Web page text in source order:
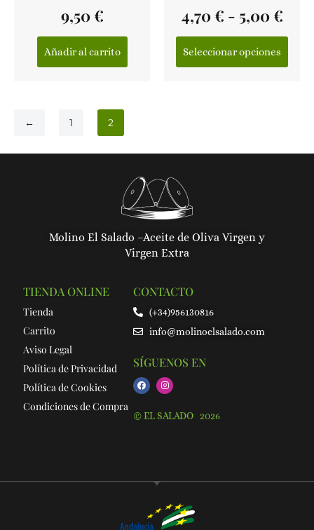
9,50€
Añadir al carrito
4,70€ - 5,00€
Seleccionar opciones
← 1 2
Molino El Salado –Aceite de Oliva Virgen y
Virgen Extra
TIENDA ONLINE
Tienda
Carrito
Aviso Legal
Política de Privacidad
Política de Cookies
Condiciones de Compra
CONTACTO
(+34)956130816
info@molinoelsalado.com
SÍGUENOS EN
© EL SALADO 2026